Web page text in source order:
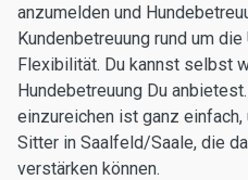
anzumelden und
Kundenbetreuung rund um
Flexibilität. Du kannst selbst
Hundebetreuung Du
einzureichen ist ganz
Sitter in Saalfeld/Saale, die
verstärken können.